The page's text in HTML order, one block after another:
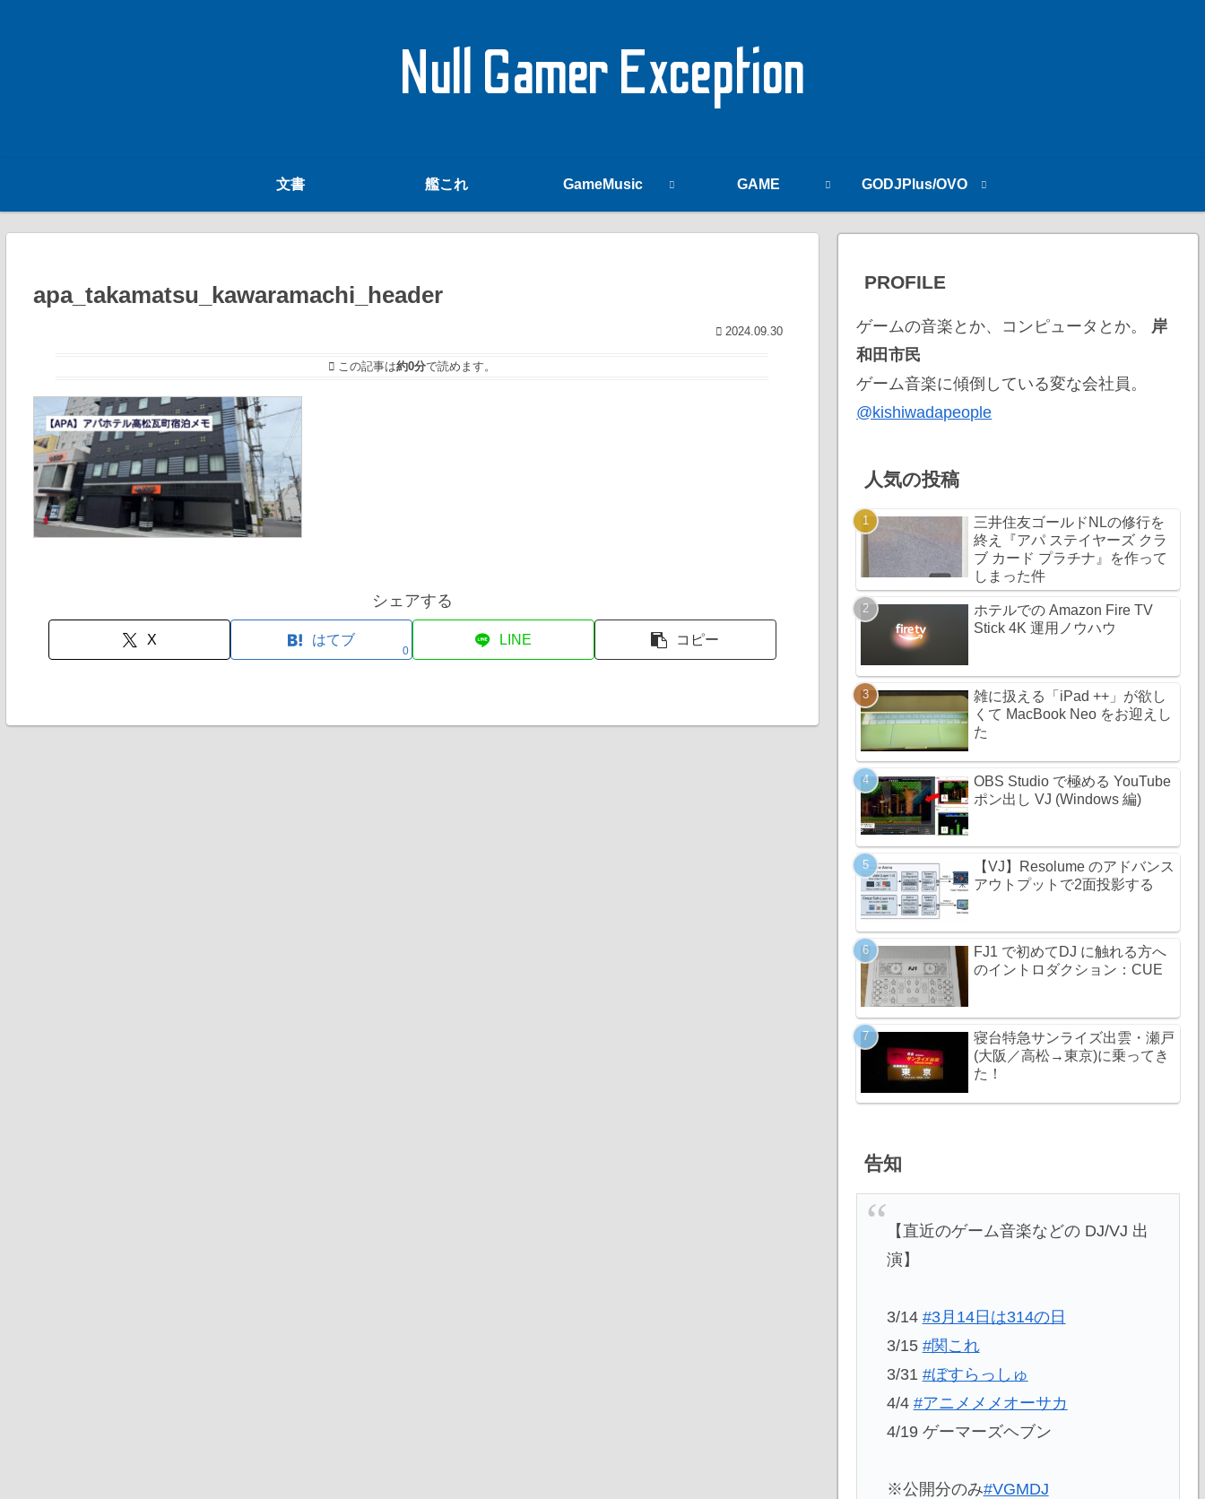
Null Gamer Exception
文書 艦これ GameMusic GAME GODJPlus/OVO
apa_takamatsu_kawaramachi_header
2024.09.30
この記事は約0分で読めます。
シェアする
X はてブ
0
LINE コピー
PROFILE
ゲームの音楽とか、コンピュータとか。 岸
和田市民
ゲーム音楽に傾倒している変な会社員。
@kishiwadapeople
人気の投稿
三井住友ゴールドNLの修行を
終え『アパ ステイヤーズ クラ
ブ カード プラチナ』を作って
しまった件
ホテルでの Amazon Fire TV
Stick 4K 運用ノウハウ
雑に扱える「iPad ++」が欲し
くて MacBook Neo をお迎えし
た
OBS Studio で極める YouTube
ポン出し VJ (Windows 編)
【VJ】Resolume のアドバンス
アウトプットで2面投影する
FJ1 で初めてDJ に触れる方へ
のイントロダクション：CUE
寝台特急サンライズ出雲・瀬戸
(大阪／高松→東京)に乗ってき
た！
告知
【直近のゲーム音楽などの DJ/VJ 出
演】
3/14 #3月14日は314の日
3/15 #関これ
3/31 #ぼすらっしゅ
4/4 #アニメメメオーサカ
4/19 ゲーマーズヘブン
※公開分のみ#VGMDJ